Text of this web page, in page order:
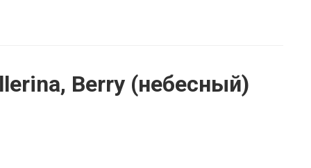
Berry (небесный)